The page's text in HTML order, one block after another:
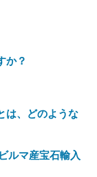
か？
は、どのような
ルマ産宝石輸入